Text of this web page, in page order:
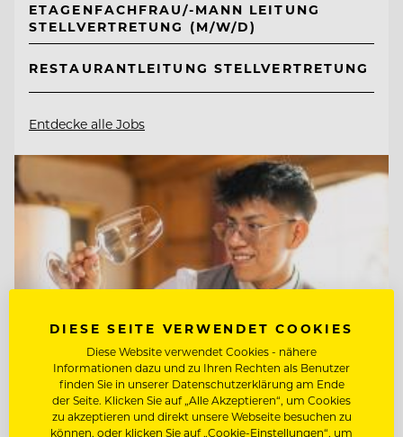
ETAGENFACHFRAU/-MANN LEITUNG
STELLVERTRETUNG (M/W/D)
RESTAURANTLEITUNG STELLVERTRETUNG
Entdecke alle Jobs
TOP ARBEITGEBER
DIESE SEITE VERWENDET COOKIES
Diese Website verwendet Cookies - nähere
Informationen dazu und zu Ihren Rechten als Benutzer
finden Sie in unserer Datenschutzerklärung am Ende
der Seite. Klicken Sie auf „Alle Akzeptieren“, um Cookies
zu akzeptieren und direkt unsere Webseite besuchen zu
können, oder klicken Sie auf „Cookie-Einstellungen“, um